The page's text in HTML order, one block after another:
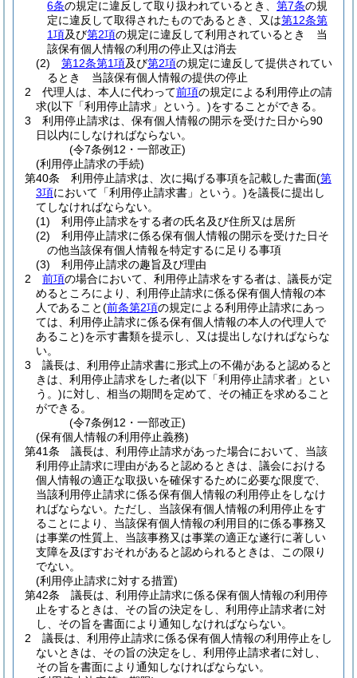
6条の規定に違反して取り扱われているとき、 第7条の規
定に違反して取得されたものであるとき、又は第12条第
1項及び第2項の規定に違反して利用されているとき 当
該保有個人情報の利用の停止又は消去
(2)
第12条第1項及び第2項の規定に違反して提供されてい
るとき 当該保有個人情報の提供の停止
2
代理人は、本人に代わって前項の規定による利用停止の請
求(以下「利用停止請求」という。)をすることができる。
3
利用停止請求は、保有個人情報の開示を受けた日から90
日以内にしなければならない。
(令7条例12・一部改正)
(利用停止請求の手続)
第40条
利用停止請求は、次に掲げる事項を記載した書面(第
3項において「利用停止請求書」という。)を議長に提出し
てしなければならない。
(1)
利用停止請求をする者の氏名及び住所又は居所
(2)
利用停止請求に係る保有個人情報の開示を受けた日そ
の他当該保有個人情報を特定するに足りる事項
(3)
利用停止請求の趣旨及び理由
2
前項の場合において、利用停止請求をする者は、議長が定
めるところにより、利用停止請求に係る保有個人情報の本
人であること(前条第2項の規定による利用停止請求にあっ
ては、利用停止請求に係る保有個人情報の本人の代理人で
あること)を示す書類を提示し、又は提出しなければならな
い。
3
議長は、利用停止請求書に形式上の不備があると認めると
きは、利用停止請求をした者(以下「利用停止請求者」とい
う。)に対し、相当の期間を定めて、その補正を求めること
ができる。
(令7条例12・一部改正)
(保有個人情報の利用停止義務)
第41条
議長は、利用停止請求があった場合において、当該
利用停止請求に理由があると認めるときは、議会における
個人情報の適正な取扱いを確保するために必要な限度で、
当該利用停止請求に係る保有個人情報の利用停止をしなけ
ればならない。 ただし、当該保有個人情報の利用停止をす
ることにより、当該保有個人情報の利用目的に係る事務又
は事業の性質上、当該事務又は事業の適正な遂行に著しい
支障を及ぼすおそれがあると認められるときは、この限り
でない。
(利用停止請求に対する措置)
第42条
議長は、利用停止請求に係る保有個人情報の利用停
止をするときは、その旨の決定をし、利用停止請求者に対
し、その旨を書面により通知しなければならない。
2
議長は、利用停止請求に係る保有個人情報の利用停止をし
ないときは、その旨の決定をし、利用停止請求者に対し、
その旨を書面により通知しなければならない。